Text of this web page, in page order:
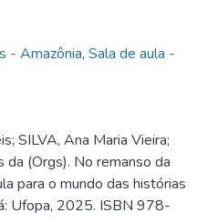
- Amazônia, Sala de aula -
SILVA, Ana Maria Vieira;
da (Orgs). No remanso da
para o mundo das histórias
Ufopa, 2025. ISBN 978-